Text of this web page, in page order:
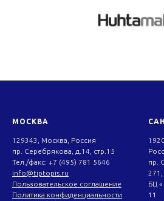
МОСКВА
129343, Москва, Россия
пр. Серебрякова, д.14, стр.15
Тел./факс: +7 (495) 781 5646
info@tiptopis.ru
Пользовательское соглашение
Политика конфиденциальности
пр.
271,
БЦ
11